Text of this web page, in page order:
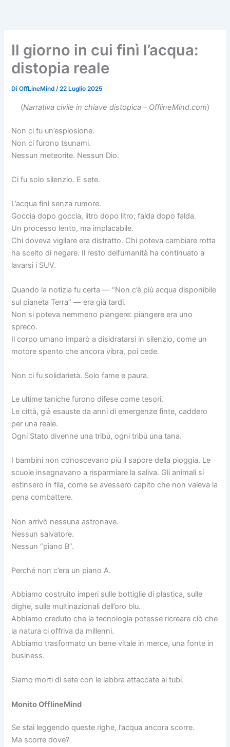
Il giorno in cui finì l’acqua:
distopia reale
DiOffLineMind/22 Luglio 2025
(Narrativa civile in chiave distopica – OfflineMind.com)
Non ci fu un’esplosione.
Non ci furono tsunami.
Nessun meteorite. Nessun Dio.
Ci fu solo silenzio. E sete.
L’acqua finì senza rumore.
Goccia dopo goccia, litro dopo litro, falda dopo falda.
Un processo lento, ma implacabile.
Chi doveva vigilare era distratto. Chi poteva cambiare rotta
ha scelto di negare. Il resto dell’umanità ha continuato a
lavarsi i SUV.
Quando la notizia fu certa — “Non c’è più acqua disponibile
sul pianeta Terra” — era già tardi.
Non si poteva nemmeno piangere: piangere era uno
spreco.
Il corpo umano imparò a disidratarsi in silenzio, come un
motore spento che ancora vibra, poi cede.
Non ci fu solidarietà. Solo fame e paura.
Le ultime taniche furono difese come tesori.
Le città, già esauste da anni di emergenze finte, caddero
per una reale.
Ogni Stato divenne una tribù, ogni tribù una tana.
I bambini non conoscevano più il sapore della pioggia. Le
scuole insegnavano a risparmiare la saliva. Gli animali si
estinsero in fila, come se avessero capito che non valeva la
pena combattere.
Non arrivò nessuna astronave.
Nessun salvatore.
Nessun “piano B”.
Perché non c’era un piano A.
Abbiamo costruito imperi sulle bottiglie di plastica, sulle
dighe, sulle multinazionali dell’oro blu.
Abbiamo creduto che la tecnologia potesse ricreare ciò che
la natura ci offriva da millenni.
Abbiamo trasformato un bene vitale in merce, una fonte in
business.
Siamo morti di sete con le labbra attaccate ai tubi.
Monito OfflineMind
Se stai leggendo queste righe, l’acqua ancora scorre.
Ma scorre dove?